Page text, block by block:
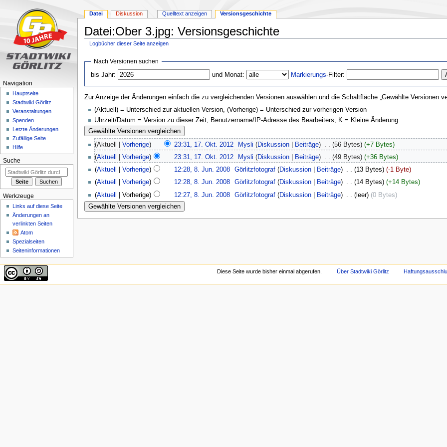
Datei:Ober 3.jpg: Versionsgeschichte
Logbücher dieser Seite anzeigen
springen
springen
Nach Versionen suchen
bis Jahr:
und Monat: Markierungs-Filter:
Zur Anzeige der Änderungen einfach die zu vergleichenden Versionen auswählen und die Schaltfläche „Gewählte Versionen
(Aktuell) = Unterschied zur aktuellen Version, (Vorherige) = Unterschied zur vorherigen Version
Uhrzeit/Datum = Version zu dieser Zeit, Benutzername/IP-Adresse des Bearbeiters, K = Kleine Änderung
(Aktuell | Vorherige) 23:31, 17. Okt. 2012‎ Mysli (Diskussion Beiträge) (56 Bytes) (+7 Bytes)
(Aktuell Vorherige) 23:31, 17. Okt. 2012‎ Mysli (Diskussion Beiträge) . . (49 Bytes) (+36 Bytes)
(Aktuell Vorherige) 12:28, 8. Jun. 2008‎ Görlitzfotograf (Diskussion Beiträge) . . (13 Bytes) (-1 Byte)
(Aktuell Vorherige) 12:28, 8. Jun. 2008‎ Görlitzfotograf (Diskussion Beiträge) . . (14 Bytes) (+14 Bytes)
(Aktuell | Vorherige) 12:27, 8. Jun. 2008‎ Görlitzfotograf (Diskussion Beiträge) (leer) (0 Bytes)
Datei Diskussion Quelltext anzeigen Versionsgeschichte
Navigation
Hauptseite
Stadtwiki Görlitz
Veranstaltungen
Spenden
Letzte Änderungen
Zufällige Seite
Hilfe
Suche
Werkzeuge
Links auf diese Seite
Änderungen an
verlinkten Seiten
Atom
Spezialseiten
Seiten­informationen
Diese Seite wurde bisher einmal abgerufen. Über Stadtwiki Görlitz